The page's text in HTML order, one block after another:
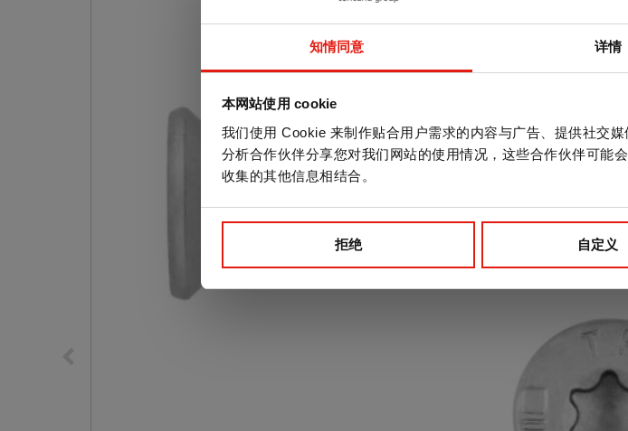
知情同意 详情
本网站使用 cookie
我们使用 Cookie 来制作贴合用户需求的内容与广告、提供社交
分析合作伙伴分享您对我们网站的使用情况，这些合作伙伴可能
收集的其他信息相结合。
拒绝 自定义